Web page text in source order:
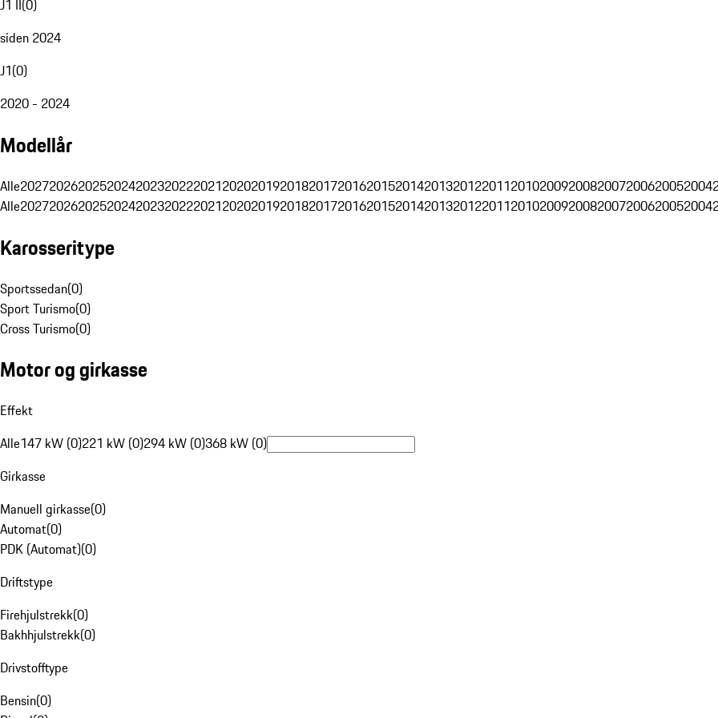
J1 II(0)
siden 2024
J1(0)
2020 - 2024
Modellår
Alle202720262025202420232022202120202019201820172016201520142013201220112010200920082007200620052004
Alle202720262025202420232022202120202019201820172016201520142013201220112010200920082007200620052004
Karosseritype
Sportssedan(0)
Sport Turismo(0)
Cross Turismo(0)
Motor og girkasse
Effekt
Alle147 kW (0)221 kW (0)294 kW (0)368 kW (0)
Girkasse
Manuell girkasse(0)
Automat(0)
PDK (Automat)(0)
Driftstype
Firehjulstrekk(0)
Bakhhjulstrekk(0)
Drivstofftype
Bensin(0)